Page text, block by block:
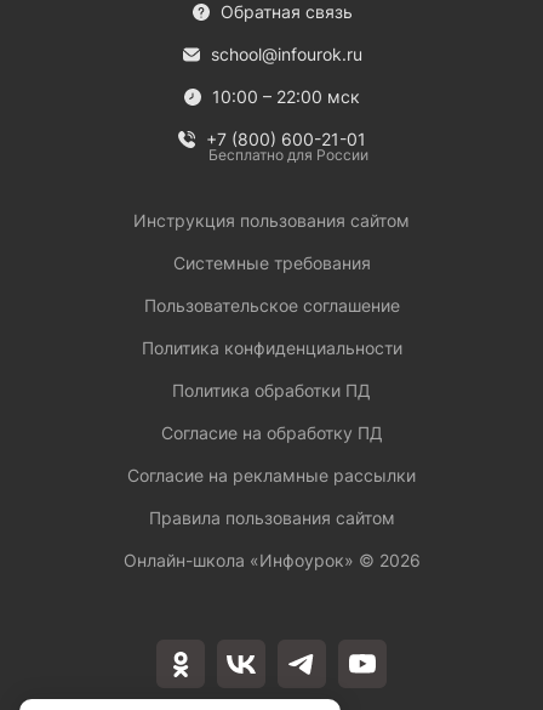
Обратная связь
school@infourok.ru
10:00 – 22:00 мск
+7 (800) 600-21-01
Бесплатно для России
Инструкция пользования сайтом
Системные требования
Пользовательское соглашение
Политика конфиденциальности
Политика обработки ПД
Согласие на обработку ПД
Согласие на рекламные рассылки
Правила пользования сайтом
Онлайн-школа «Инфоурок» © 2026